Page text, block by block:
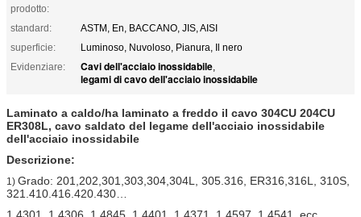
prodotto:
standard:
ASTM, En, BACCANO, JIS, AISI
superficie:
Luminoso, Nuvoloso, Pianura, Il nero
Evidenziare:
Cavi dell'acciaio inossidabile,
legami di cavo dell'acciaio inossidabile
Laminato a caldo/ha laminato a freddo il cavo 304CU 204CU
ER308L, cavo saldato del legame dell'acciaio inossidabile
dell'acciaio inossidabile
Descrizione:
1) Grado: 201,202,301,303,304,304L, 305.316, ER316,316L, 310S,
321.410.416.420.430…